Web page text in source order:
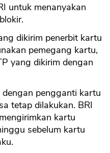
untuk menanyakan
dikirim penerbit kartu
pemegang kartu,
yang dikirim dengan
pengganti kartu
tetap dilakukan. BRI
kartu
sebelum kartu